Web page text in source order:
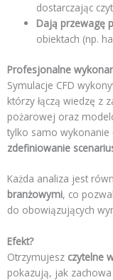
dostarczając
Dają przewagę
obiektach (np.
Profesjonalne
Symulacje CFD
którzy łączą wiedzę z
pożarowej oraz
tylko samo wykonanie
zdefiniowanie
Każda analiza jest
branżowymi, co
do obowiązujących
Efekt?
Otrzymujesz czytelne
pokazują, jak